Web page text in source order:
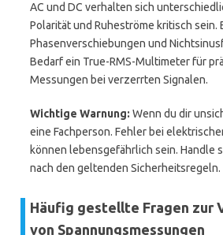
AC und DC verhalten sich
Polarität und Ruheströme kritisch sein.
Phasenverschiebungen und
Bedarf ein True-RMS-Multimeter für
Messungen bei verzerrten Signalen.
Wichtige Warnung: Wenn du dir
eine Fachperson. Fehler bei
können lebensgefährlich sein. Handle
nach den geltenden Sicherheitsregeln.
Häufig gestellte Fragen zur
von Spannungsmessungen